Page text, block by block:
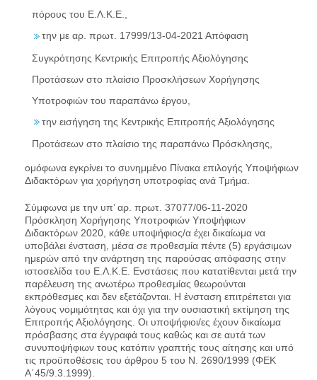
πόρους του Ε.Λ.Κ.Ε.,
την με αρ. πρωτ. 17999/13-04-2021 Απόφαση
Συγκρότησης Κεντρικής Επιτροπής Αξιολόγησης
Προτάσεων στο πλαίσιο Προσκλήσεων Χορήγησης
Υποτροφιών του παραπάνω έργου,
την εισήγηση της Κεντρικής Επιτροπής Αξιολόγησης
Προτάσεων στο πλαίσιο της παραπάνω Πρόσκλησης,
ομόφωνα εγκρίνει το συνημμένο Πίνακα επιλογής Υποψήφιων
Διδακτόρων για χορήγηση υποτροφίας ανά Τμήμα.
Σύμφωνα με την υπ’ αρ. πρωτ. 37077/06-11-2020
Πρόσκληση Χορήγησης Υποτροφιών Υποψήφιων
Διδακτόρων 2020, κάθε υποψήφιος/α έχει δικαίωμα να
υποβάλει ένσταση, μέσα σε προθεσμία πέντε (5) εργάσιμων
ημερών από την ανάρτηση της παρούσας απόφασης στην
ιστοσελίδα του Ε.Λ.Κ.Ε. Ενστάσεις που κατατίθενται μετά την
παρέλευση της ανωτέρω προθεσμίας θεωρούνται
εκπρόθεσμες και δεν εξετάζονται. Η ένσταση επιτρέπεται για
λόγους νομιμότητας και όχι για την ουσιαστική εκτίμηση της
Επιτροπής Αξιολόγησης. Οι υποψήφιοι/ες έχουν δικαίωμα
πρόσβασης στα έγγραφά τους καθώς και σε αυτά των
συνυποψήφιων τους κατόπιν γραπτής τους αίτησης και υπό
τις προϋποθέσεις του άρθρου 5 του Ν. 2690/1999 (ΦΕΚ
Α΄45/9.3.1999).